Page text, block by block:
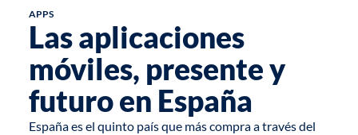
APPS
Las aplicaciones
móviles, presente y
futuro en España
España es el quinto país que más compra a través del